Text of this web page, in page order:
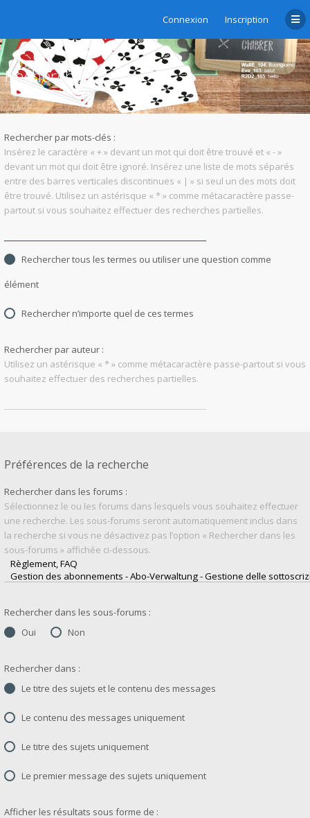
Connexion Inscription
Rechercher
Rechercher par mots-clés :
Insérez le caractère « + » devant un mot qui doit être trouvé et « - »
devant un mot qui doit être ignoré. Insérez une liste de mots séparés
entre des barres verticales discontinues « | » si seul un des mots doit
être trouvé. Utilisez un astérisque « * » comme métacaractère passe-
partout si vous souhaitez effectuer des recherches partielles.
Rechercher tous les termes ou utiliser une question comme
élément
Rechercher n’importe quel de ces termes
Rechercher par auteur :
Utilisez un astérisque « * » comme métacaractère passe-partout si vous
souhaitez effectuer des recherches partielles.
Préférences de la recherche
Rechercher dans les forums :
Sélectionnez le ou les forums dans lesquels vous souhaitez effectuer
une recherche. Les sous-forums seront automatiquement inclus dans
la recherche si vous ne désactivez pas l’option « Rechercher dans les
sous-forums » affichée ci-dessous.
Rechercher dans les sous-forums :
Oui
Non
Rechercher dans :
Le titre des sujets et le contenu des messages
Le contenu des messages uniquement
Le titre des sujets uniquement
Le premier message des sujets uniquement
Afficher les résultats sous forme de :